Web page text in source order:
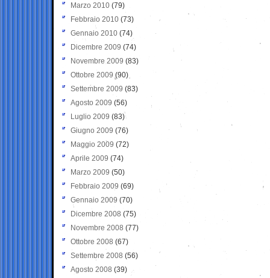
Marzo 2010 (79)
Febbraio 2010 (73)
Gennaio 2010 (74)
Dicembre 2009 (74)
Novembre 2009 (83)
Ottobre 2009 (90)
Settembre 2009 (83)
Agosto 2009 (56)
Luglio 2009 (83)
Giugno 2009 (76)
Maggio 2009 (72)
Aprile 2009 (74)
Marzo 2009 (50)
Febbraio 2009 (69)
Gennaio 2009 (70)
Dicembre 2008 (75)
Novembre 2008 (77)
Ottobre 2008 (67)
Settembre 2008 (56)
Agosto 2008 (39)